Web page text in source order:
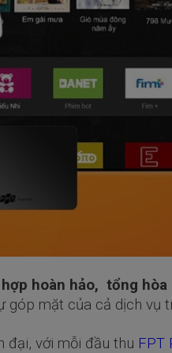
hoàn hảo, tổng
mặt của cả dịch vụ
đại, với mỗi đầu thu FPT